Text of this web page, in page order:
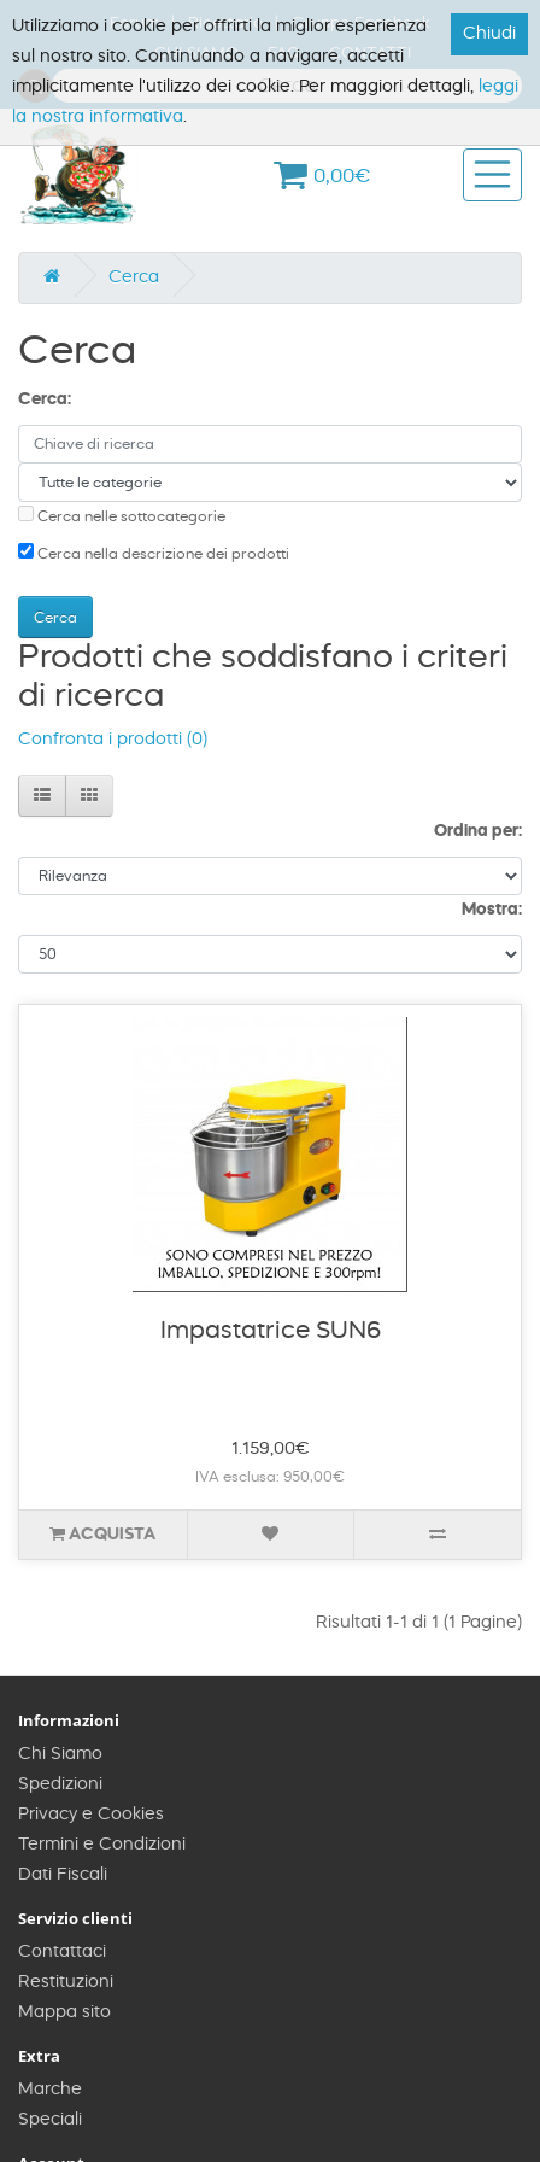
Forum Ricettario
Gruppo Facebook
CHI SIAMO
FAQ CONTATTI
0,00€
Cerca
Cerca
Cerca:
Cerca nelle sottocategorie
Cerca nella descrizione dei prodotti
Prodotti che soddisfano i criteri
di ricerca
Confronta i prodotti (0)
Ordina per:
Mostra:
Impastatrice SUN6
1.159,00€
IVA esclusa: 950,00€
ACQUISTA
Risultati 1-1 di 1 (1 Pagine)
Informazioni
Chi Siamo
Spedizioni
Privacy e Cookies
Termini e Condizioni
Dati Fiscali
Servizio clienti
Contattaci
Restituzioni
Mappa sito
Extra
Marche
Speciali
Chiudi
Utilizziamo i cookie per offrirti la miglior esperienza
sul nostro sito. Continuando a navigare, accetti
implicitamente l'utilizzo dei cookie. Per maggiori dettagli, leggi
la nostra informativa.